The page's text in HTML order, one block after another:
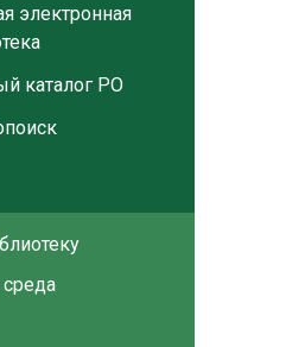
электронная
каталог РО